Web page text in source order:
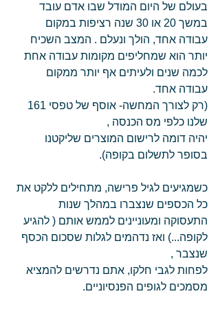
בעולם של היום המודל שבו אדם עובד
במשך 20 או 30 שנה רציפות במקום
עבודה אחד, הולך ונעלם . המצב השכיח
יותר הוא שמחליפים מקומות עבודה אחת
לכמה שנים ולעיתים אף יותר ממקום
עבודה אחד.
שלנו כלפי מס הכנסה ,
יהיה דומה לרישום המוצרים שליקטנו
בסופר לתשלום בקופה).
כשמגיעים לגיל פרישה, מתחילים ללקט את
כל הכספים שנצברו במהלך שנות
התעסוקה ומעוניינים לממש אותם ( להגיע
לקופה...) ואז נדהמים לגלות שסכום הכסף
שנצבר ,
לפחות לגבי חלקו, אתם נדרשים להמציא
מסמכים לגופים הפנסיוניים.